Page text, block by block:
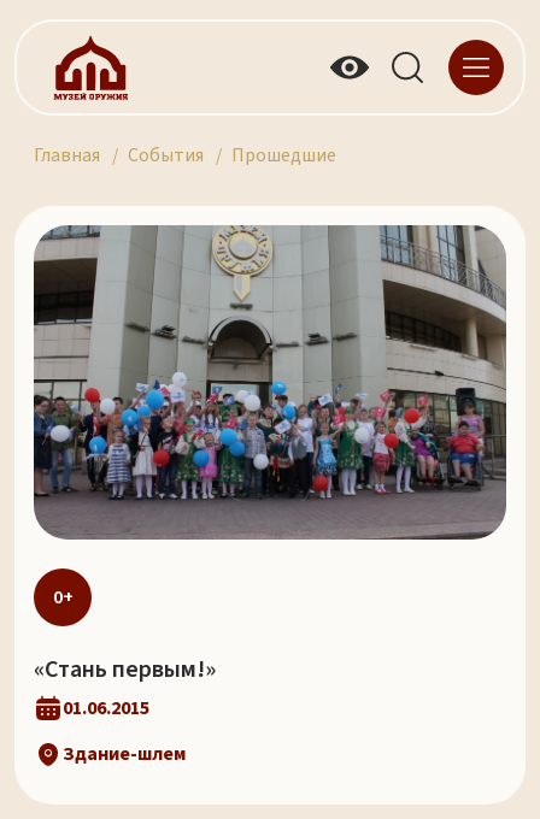
Главная События Прошедшие
0+
«Стань первым!»
01.06.2015
Здание-шлем